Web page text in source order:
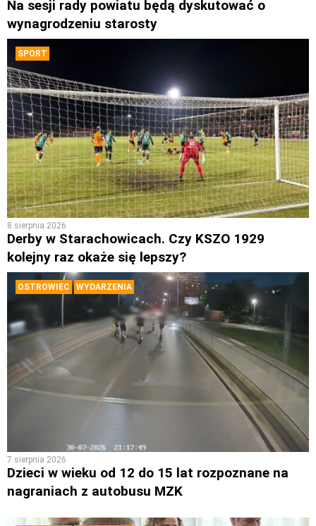
Na sesji rady powiatu będą dyskutować o
wynagrodzeniu starosty
SPORT
8 sierpnia 2026
Derby w Starachowicach. Czy KSZO 1929
kolejny raz okaże się lepszy?
OSTROWIEC WYDARZENIA
7 sierpnia 2026
Dzieci w wieku od 12 do 15 lat rozpoznane na
nagraniach z autobusu MZK